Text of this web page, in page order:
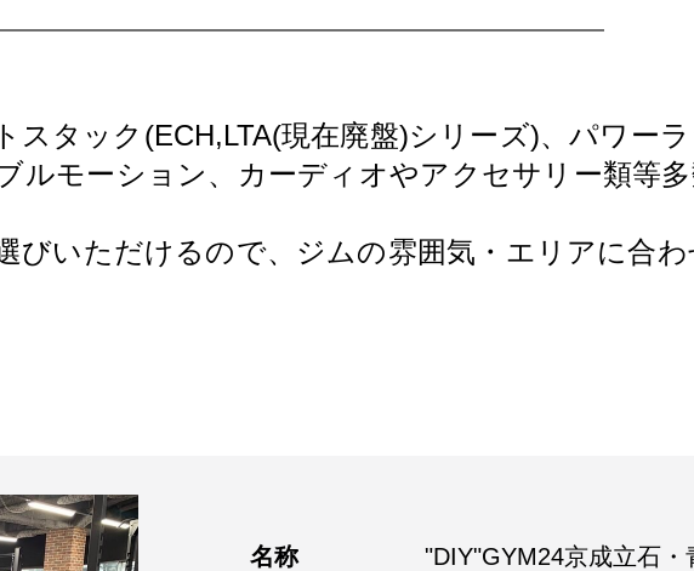
スタック(ECH,LTA(現在廃盤)シリーズ)、パワー
ルモーション、カーディオやアクセサリー類等
びいただけるので、ジムの雰囲気・エリアに合
名称
"DIY"GYM24京成立石・